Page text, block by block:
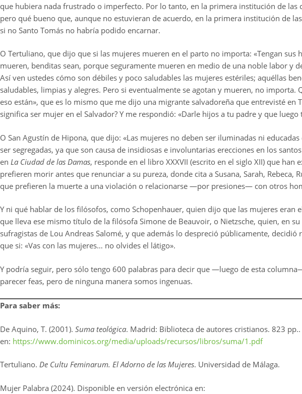
que hubiera nada frustrado o imperfecto. Por lo tanto, en la primera institución de las
pero qué bueno que, aunque no estuvieran de acuerdo, en la primera institución de
si no Santo Tomás no habría podido encarnar.
O Tertuliano, que dijo que si las mujeres mueren en el parto no importa: «Tengan sus
mueren, benditas sean, porque seguramente mueren en medio de una noble labor y
Así ven ustedes cómo son débiles y poco saludables las mujeres estériles; aquéllas
saludables, limpias y alegres. Pero si eventualmente se agotan y mueren, no importa.
eso están», que es lo mismo que me dijo una migrante salvadoreña que entrevisté en
significa ser mujer en el Salvador? Y me respondió: «Darle hijos a tu padre y que
O San Agustín de Hipona, que dijo: «Las mujeres no deben ser iluminadas ni
ser segregadas, ya que son causa de insidiosas e involuntarias erecciones en los
en La Ciudad de las Damas, responde en el libro XXXVII (escrito en el siglo XII) que
prefieren morir antes que renunciar a su pureza, donde cita a Susana, Sarah, Rebeca,
que prefieren la muerte a una violación o relacionarse —por presiones— con otros
Y ni qué hablar de los filósofos, como Schopenhauer, quien dijo que las mujeres eran
que lleva ese mismo título de la filósofa Simone de Beauvoir, o Nietzsche, quien, en
sufragistas de Lou Andreas Salomé, y que además lo despreció públicamente, decidió
que si: «Vas con las mujeres… no olvides el látigo».
Y podría seguir, pero sólo tengo 600 palabras para decir que —luego de esta
parecer feas, pero de ninguna manera somos ingenuas.
Para saber más:
De Aquino, T. (2001). Suma teológica. Madrid: Biblioteca de autores cristianos. 823
en: https://www.dominicos.org/media/uploads/recursos/libros/suma/1.pdf
Tertuliano. De Cultu Feminarum. El Adorno de las Mujeres. Universidad de Málaga.
Mujer Palabra (2024). Disponible en versión electrónica en: